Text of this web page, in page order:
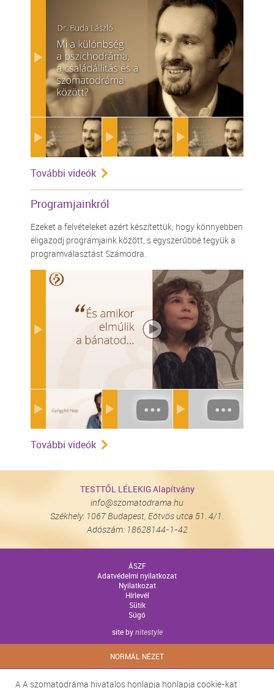
További videók
Programjainkról
Ezeket a felvételeket azért készítettük, hogy könnyebben
eligazodj programjaink között, s egyszerűbbé tegyük a
programválasztást Számodra.
További videók
TESTTŐL LÉLEKIG Alapítvány
info@szomatodrama.hu
Székhely: 1067 Budapest, Eötvös utca 51. 4/1.
Adószám: 18628144-1-42
ÁSZF
Adatvédelmi nyilatkozat
Nyilatkozat
Hírlevél
Sütik
Súgó
site bynitestyle
NORMÁL NÉZET
A A szomatodráma hivatalos honlapja honlapja cookie-kat